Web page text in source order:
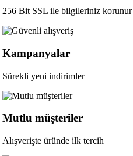
256 Bit SSL ile bilgileriniz korunur
Kampanyalar
Sürekli yeni indirimler
Mutlu müşteriler
Alışverişte üründe ilk tercih